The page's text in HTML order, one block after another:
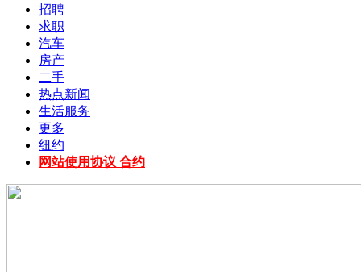
招聘
求职
汽车
房产
二手
热点新闻
生活服务
更多
纽约
网站使用协议 合约